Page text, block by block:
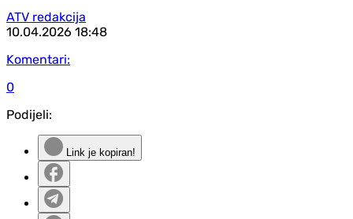
ATV redakcija
10.04.2026 18:48
Komentari:
0
Podijeli:
Link je kopiran!